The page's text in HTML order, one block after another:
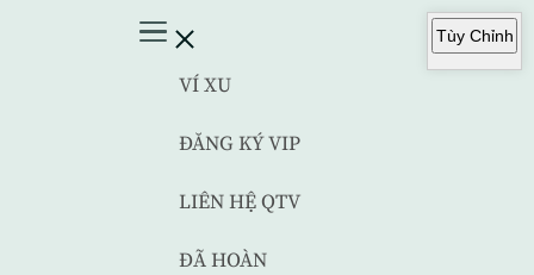
VÍ XU
ĐĂNG KÝ VIP
LIÊN HỆ QTV
ĐÃ HOÀN
Tùy Chỉnh